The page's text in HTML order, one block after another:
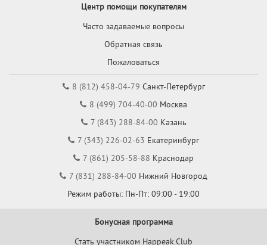
Центр помощи покупателям
Часто задаваемые вопросы
Обратная связь
Пожаловаться
8 (812) 458-04-79 Санкт-Петербург
8 (499) 704-40-00 Москва
7 (843) 288-84-00 Казань
7 (343) 226-02-63 Екатеринбург
7 (861) 205-58-88 Краснодар
7 (831) 288-84-00 Нижний Новгород
Режим работы: Пн-Пт: 09:00 - 19:00
Бонусная программа
Стать участником Happeak.Club